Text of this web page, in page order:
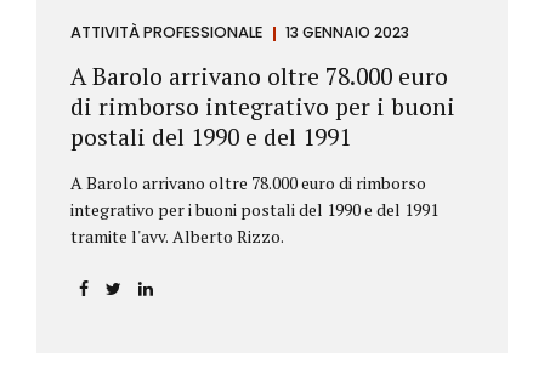
ATTIVITÀ PROFESSIONALE 13 GENNAIO 2023
A Barolo arrivano oltre 78.000 euro
di rimborso integrativo per i buoni
postali del 1990 e del 1991
A Barolo arrivano oltre 78.000 euro di rimborso
integrativo per i buoni postali del 1990 e del 1991
tramite l'avv. Alberto Rizzo.